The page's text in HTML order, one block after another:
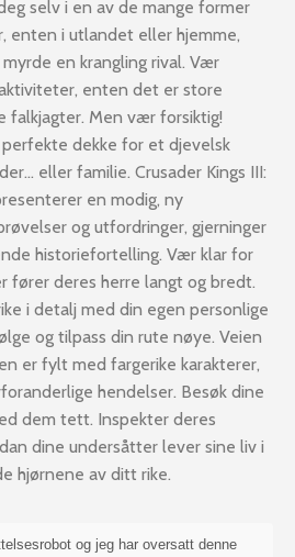
selv i en av de mange former
enten i utlandet eller hjemme,
en krangling rival. Vær
enten det er store
falkjagter. Men vær forsiktig!
dekke for et djevelsk
eller familie. Crusader Kings III:
en modig, ny
og utfordringer, gjerninger
historiefortelling. Vær klar for
fører deres herre langt og bredt.
i detalj med din egen personlige
og tilpass din rute nøye. Veien
er fylt med fargerike karakterer,
hendelser. Besøk dine
dem tett. Inspekter deres
dine undersåtter lever sine liv i
hjørnene av ditt rike.
og jeg har oversatt denne